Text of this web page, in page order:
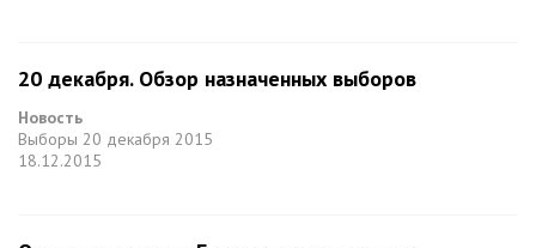
20 декабря. Обзор назначенных выборов
Новость
Выборы 20 декабря 2015
18.12.2015